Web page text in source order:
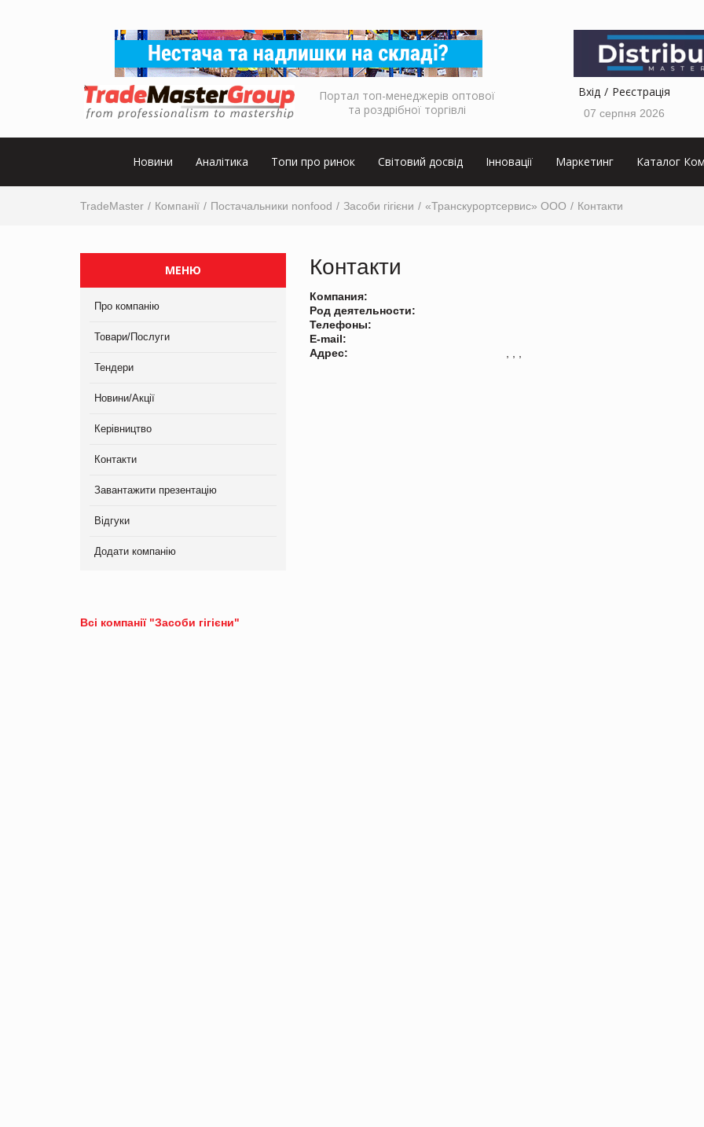
Портал топ-менеджерів оптової
та роздрібної торгівлі
Вхід Реєстрація
07 серпня 2026
Новини Аналітика Топи про ринок Світовий досвід Інновації Маркетинг Каталог
TradeMaster Компанії Постачальники nonfood Засоби гігієни «Транскурортсервис» ООО Контакти
МЕНЮ
Про компанію
Товари/Послуги
Тендери
Новини/Акції
Керівництво
Контакти
Завантажити презентацію
Відгуки
Додати компанію
Контакти
Компания:
Род деятельности:
Телефоны:
E-mail:
Адрес:
Всі компанії "Засоби гігієни"